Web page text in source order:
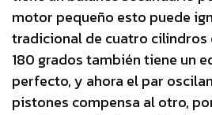
motor pequeño esto puede
tradicional de cuatro cilindros
180 grados también tiene un
perfecto, y ahora el par
pistones compensa al otro,